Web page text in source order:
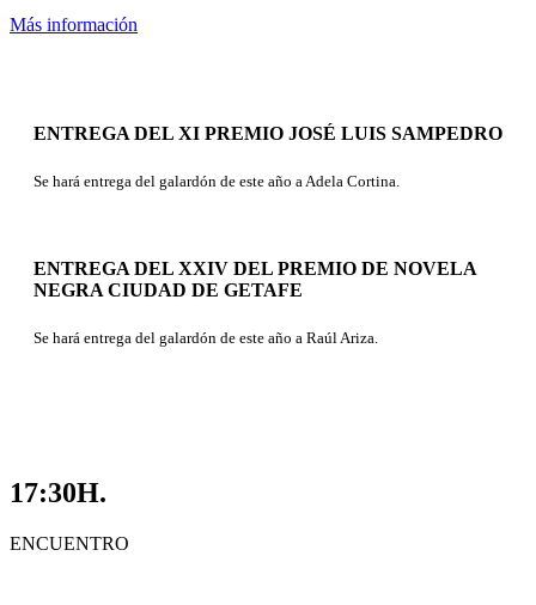
Más información
ENTREGA DEL XI PREMIO JOSÉ LUIS SAMPEDRO
Se hará entrega del galardón de este año a Adela Cortina.
ENTREGA DEL XXIV DEL PREMIO DE NOVELA
NEGRA CIUDAD DE GETAFE
Se hará entrega del galardón de este año a Raúl Ariza.
17:30H.
ENCUENTRO